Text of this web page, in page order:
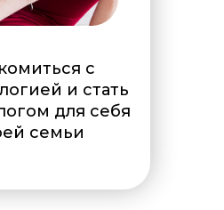
с
и стать
для себя
семьи